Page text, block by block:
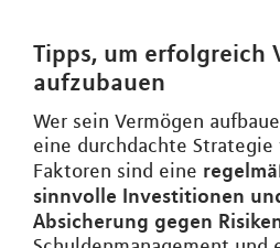
Tipps, um erfolgreich
aufzubauen
Wer sein Vermögen
eine durchdachte
Faktoren sind eine
sinnvolle Investitionen
Absicherung gegen